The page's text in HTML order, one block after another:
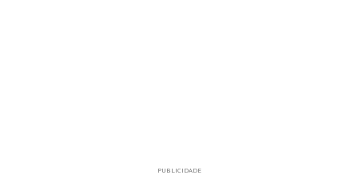
PUBLICIDADE